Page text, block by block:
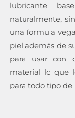
lubricante
naturalmente,
una fórmula
piel además de
para usar con
material lo que
para todo tipo de